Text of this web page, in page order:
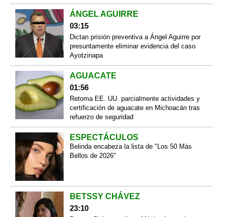
ÁNGEL AGUIRRE
03:15
Dictan prisión preventiva a Ángel Aguirre por
presuntamente eliminar evidencia del caso
Ayotzinapa
AGUACATE
01:56
Retoma EE. UU. parcialmente actividades y
certificación de aguacate en Michoacán tras
refuerzo de seguridad
ESPECTÁCULOS
Belinda encabeza la lista de "Los 50 Más
Bellos de 2026"
BETSSY CHÁVEZ
23:10